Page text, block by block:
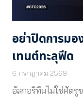
อย่าปิดการม
เทนต์ทะลุฟีด
6 กรกฎาคม 2569
อัลกอริทึมไม่ใช่ศัตรู